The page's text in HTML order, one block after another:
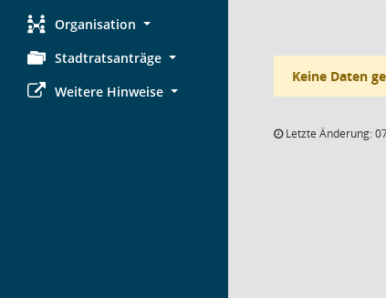
Organisation
Stadtratsanträge
Weitere Hinweise
Keine Daten
Letzte Änderung: